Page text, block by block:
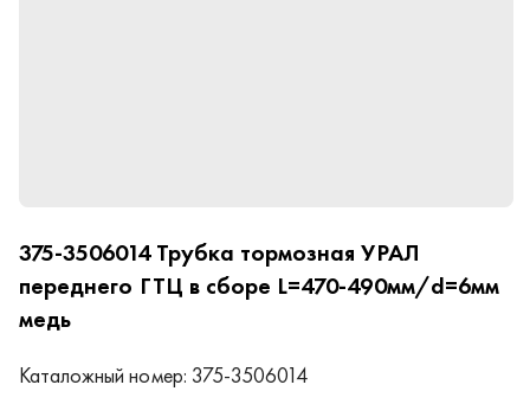
375-3506014Трубка тормозная УРАЛ
переднего ГТЦ в сборе L=470-490мм/d=6мм
медь
Каталожный номер: 375-3506014